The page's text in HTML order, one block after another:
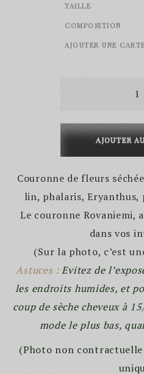
TAILLE
COMPOSITION
AJOUTER UNE
Helsinki
AJOUTER
Couronne de fleurs
lin, phalaris, Eryanthus,
Le couronne Rovaniemi,
dans vos
(Sur la photo, c’est
Astuces : Evitez de
les endroits humides, et
coup de sèche cheveux à
mode le plus bas,
(Photo non contractuelle